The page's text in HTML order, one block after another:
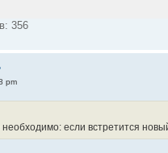
356
pm
если встретится